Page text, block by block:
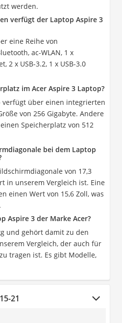
werden.
verfügt der Laptop Aspire 3
eine Reihe von
ac-WLAN, 1 x
2 x USB-3.2, 1 x USB-3.0
im Acer Aspire 3 Laptop?
verfügt über einen integrierten
von 256 Gigabyte. Andere
Speicherplatz von 512
bei dem Laptop
von 17,3
in unserem Vergleich ist. Eine
einen Wert von 15,6 Zoll, was
Aspire 3 der Marke Acer?
und gehört damit zu den
Vergleich, der auch für
tragen ist. Es gibt Modelle,
21